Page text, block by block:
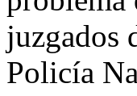
juzgados
Policía